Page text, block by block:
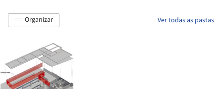
Organizar Ver todas as pastas